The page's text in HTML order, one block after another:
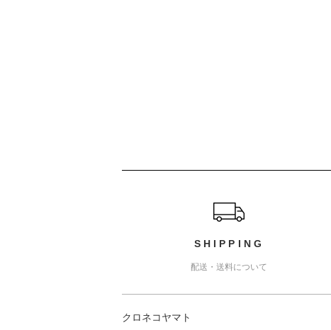
ショッピングガイド
SHIPPING
配送・送料について
クロネコヤマト